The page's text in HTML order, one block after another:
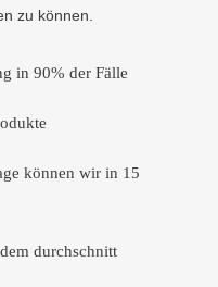
zu können.
in 90% der Fälle
können wir in 15
durchschnitt